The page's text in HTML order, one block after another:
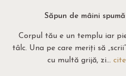
Săpun de mâini
Corpul tău e un templu iar
tâlc. Una pe care meriți să
cu multă grijă, zi...